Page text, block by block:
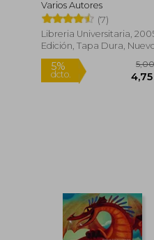
Varios Autores
(7)
Libreria Universitaria,
Edición, Tapa Dura,